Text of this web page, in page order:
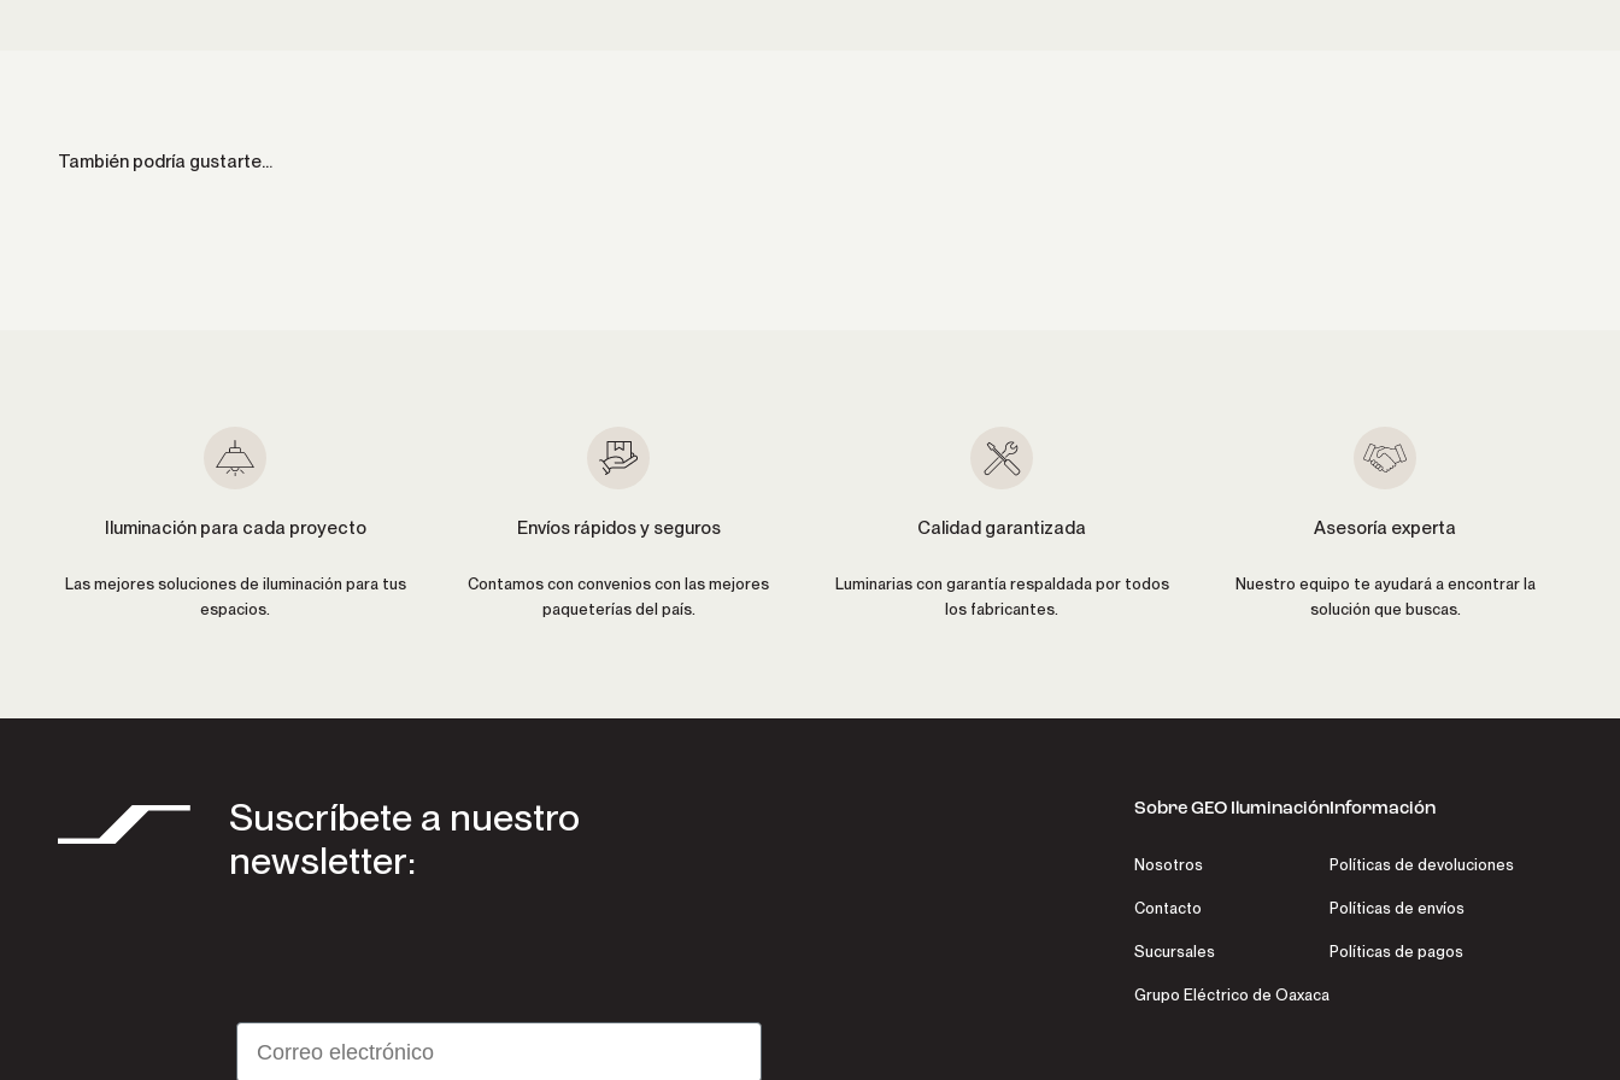
Iluminación para cada proyecto
Las mejores soluciones de iluminación para tus
espacios.
Envíos rápidos y seguros
Contamos con convenios con las mejores
paqueterías del país.
Calidad garantizada
Luminarias con garantía respaldada por todos
los fabricantes.
Asesoría experta
Nuestro equipo te ayudará a encontrar la
solución que buscas.
Suscríbete a nuestro
newsletter:
Email
Sobre GEO Iluminación
Nosotros
Contacto
Sucursales
Grupo Eléctrico de Oaxaca
Información
Políticas de devoluciones
Políticas de envíos
Políticas de pagos